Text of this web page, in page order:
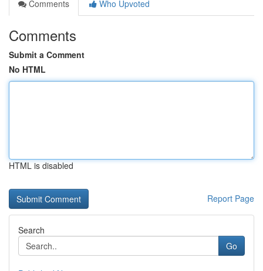
Comments
Who Upvoted
Comments
Submit a Comment
No HTML
HTML is disabled
Report Page
Search
Go